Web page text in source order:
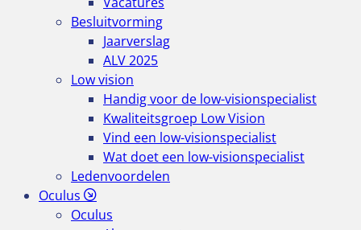
Besluitvorming
Jaarverslag
ALV 2025
Low vision
Handig voor de low-visionspecialist
Kwaliteitsgroep Low Vision
Vind een low-visionspecialist
Wat doet een low-visionspecialist
Ledenvoordelen
Oculus
Oculus